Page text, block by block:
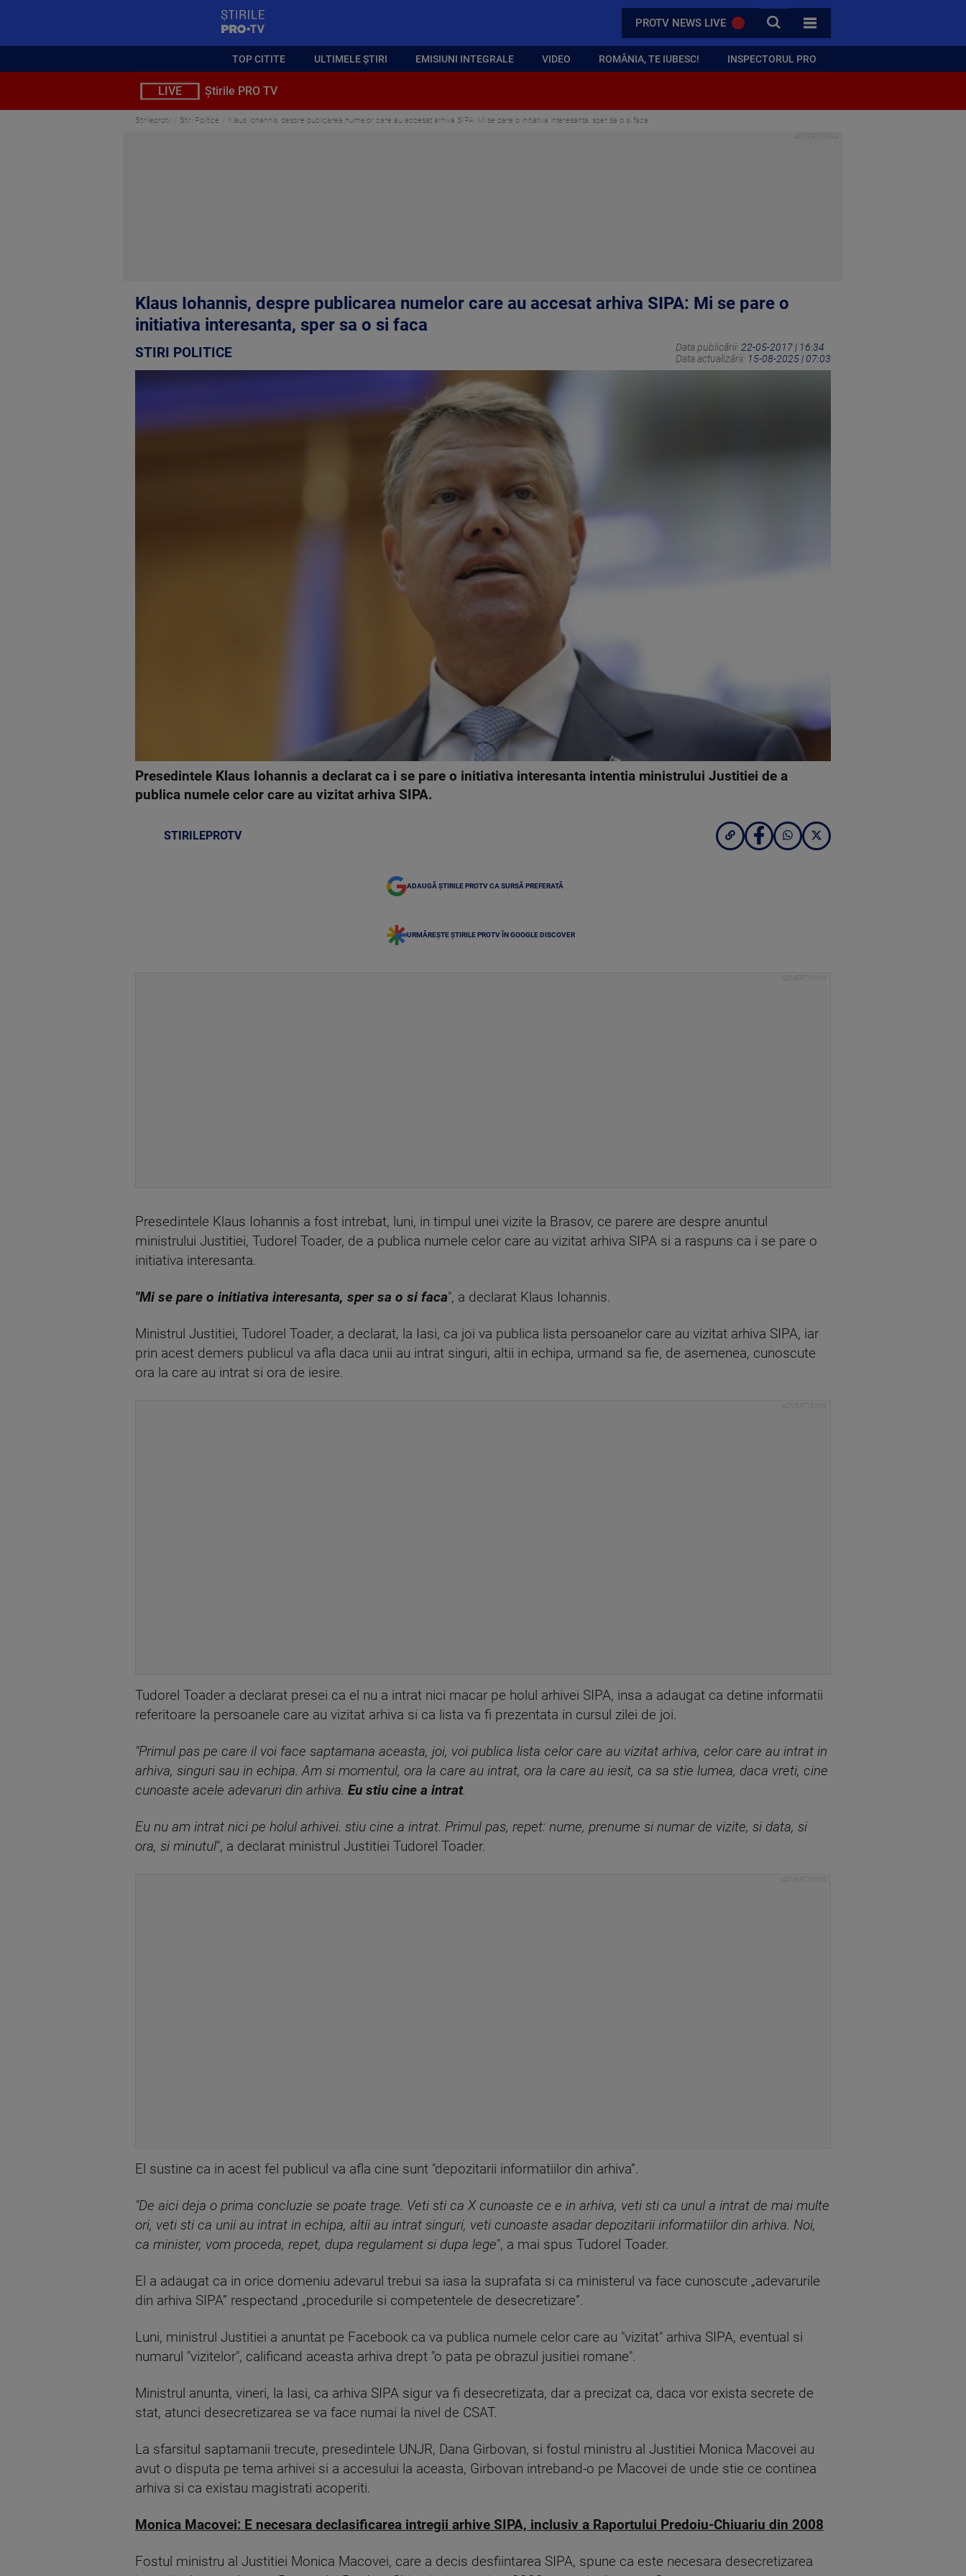
PROTV NEWS LIVE CAUTA
TOATE CATEGORIILE
TOP CITITE ULTIMELE ȘTIRI EMISIUNI INTEGRALE VIDEO ROMÂNIA, TE IUBESC! INSPECTORUL PRO
LIVE Știrile PRO TV
Stirileprotv Stiri Politice Klaus Iohannis, despre publicarea numelor care au accesat arhiva SIPA: Mi se pare o initiativa interesanta, sper sa o si faca
Klaus Iohannis, despre publicarea numelor care au accesat arhiva SIPA: Mi se pare o
initiativa interesanta, sper sa o si faca
STIRI POLITICE Data publicării: 22-05-2017 | 16:34
Data actualizării: 15-08-2025 | 07:03
Presedintele Klaus Iohannis a declarat ca i se pare o initiativa interesanta intentia ministrului Justitiei de a
publica numele celor care au vizitat arhiva SIPA.
STIRILEPROTV
ADAUGĂ ȘTIRILE PROTV CA SURSĂ PREFERATĂ
URMĂREȘTE ȘTIRILE PROTV ÎN GOOGLE DISCOVER
Presedintele Klaus Iohannis a fost intrebat, luni, in timpul unei vizite la Brasov, ce parere are despre anuntul
ministrului Justitiei, Tudorel Toader, de a publica numele celor care au vizitat arhiva SIPA si a raspuns ca i se pare o
initiativa interesanta.
"Mi se pare o initiativa interesanta, sper sa o si faca", a declarat Klaus Iohannis.
Ministrul Justitiei, Tudorel Toader, a declarat, la Iasi, ca joi va publica lista persoanelor care au vizitat arhiva SIPA, iar
prin acest demers publicul va afla daca unii au intrat singuri, altii in echipa, urmand sa fie, de asemenea, cunoscute
ora la care au intrat si ora de iesire.
Tudorel Toader a declarat presei ca el nu a intrat nici macar pe holul arhivei SIPA, insa a adaugat ca detine informatii
referitoare la persoanele care au vizitat arhiva si ca lista va fi prezentata in cursul zilei de joi.
"Primul pas pe care il voi face saptamana aceasta, joi, voi publica lista celor care au vizitat arhiva, celor care au intrat in
arhiva, singuri sau in echipa. Am si momentul, ora la care au intrat, ora la care au iesit, ca sa stie lumea, daca vreti, cine
cunoaste acele adevaruri din arhiva. Eu stiu cine a intrat.
Eu nu am intrat nici pe holul arhivei. stiu cine a intrat. Primul pas, repet: nume, prenume si numar de vizite, si data, si
ora, si minutul", a declarat ministrul Justitiei Tudorel Toader.
El sustine ca in acest fel publicul va afla cine sunt "depozitarii informatiilor din arhiva”.
"De aici deja o prima concluzie se poate trage. Veti sti ca X cunoaste ce e in arhiva, veti sti ca unul a intrat de mai multe
ori, veti sti ca unii au intrat in echipa, altii au intrat singuri, veti cunoaste asadar depozitarii informatiilor din arhiva. Noi,
ca minister, vom proceda, repet, dupa regulament si dupa lege", a mai spus Tudorel Toader.
El a adaugat ca in orice domeniu adevarul trebui sa iasa la suprafata si ca ministerul va face cunoscute „adevarurile
din arhiva SIPA” respectand „procedurile si competentele de desecretizare”.
Luni, ministrul Justitiei a anuntat pe Facebook ca va publica numele celor care au "vizitat" arhiva SIPA, eventual si
numarul "vizitelor", calificand aceasta arhiva drept "o pata pe obrazul jusitiei romane".
Ministrul anunta, vineri, la Iasi, ca arhiva SIPA sigur va fi desecretizata, dar a precizat ca, daca vor exista secrete de
stat, atunci desecretizarea se va face numai la nivel de CSAT.
La sfarsitul saptamanii trecute, presedintele UNJR, Dana Girbovan, si fostul ministru al Justitiei Monica Macovei au
avut o disputa pe tema arhivei si a accesului la aceasta, Girbovan intreband-o pe Macovei de unde stie ce continea
arhiva si ca existau magistrati acoperiti.
Monica Macovei: E necesara declasificarea intregii arhive SIPA, inclusiv a Raportului Predoiu-Chiuariu din 2008
Fostul ministru al Justitiei Monica Macovei, care a decis desfiintarea SIPA, spune ca este necesara desecretizarea